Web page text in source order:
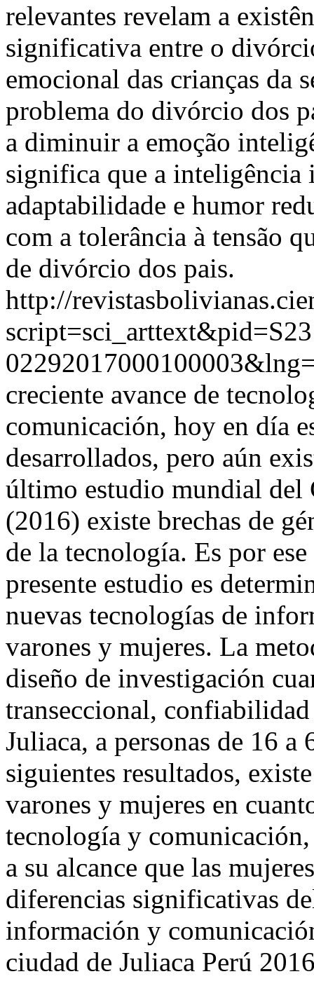
relevantes revelam a
significativa entre o
emocional das crianças da
problema do divórcio dos
a diminuir a emoção
significa que a inteligência
adaptabilidade e humor
com a tolerância à tensão
de divórcio dos pais.
http://
creciente avance de
comunicación, hoy en día
desarrollados, pero aún
último estudio mundial del
(2016) existe brechas de
de la tecnología. Es por
presente estudio es
nuevas tecnologías de
varones y mujeres. La
diseño de investigación
transeccional,
Juliaca, a personas de 16 a
siguientes resultados,
varones y mujeres en
tecnología y comunicación,
a su alcance que las
diferencias significativas
información y
ciudad de Juliaca Perú